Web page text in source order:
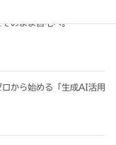
のまま自宅へ。
から始める「生成AI活用